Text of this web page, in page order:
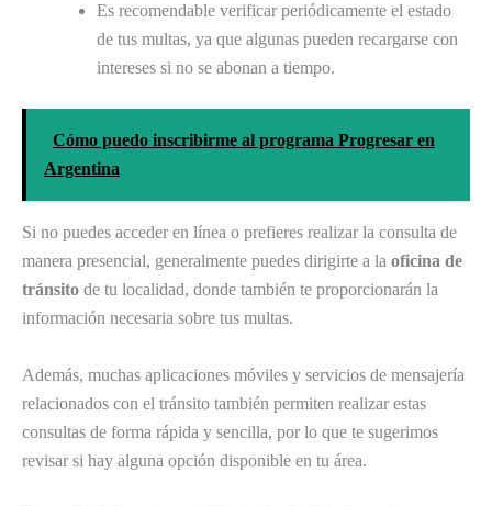
Es recomendable verificar periódicamente el estado
de tus multas, ya que algunas pueden recargarse con
intereses si no se abonan a tiempo.
Cómo puedo inscribirme al programa Progresar en
Argentina
Si no puedes acceder en línea o prefieres realizar la consulta de
manera presencial, generalmente puedes dirigirte a la oficina de
tránsito de tu localidad, donde también te proporcionarán la
información necesaria sobre tus multas.
Además, muchas aplicaciones móviles y servicios de mensajería
relacionados con el tránsito también permiten realizar estas
consultas de forma rápida y sencilla, por lo que te sugerimos
revisar si hay alguna opción disponible en tu área.